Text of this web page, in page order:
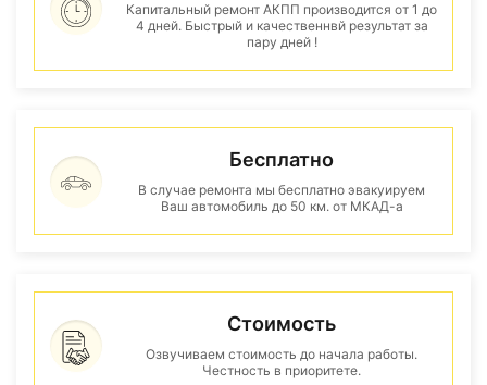
Капитальный ремонт АКПП производится от 1 до
4 дней. Быстрый и качественнвй результат за
пару дней !
Бесплатно
В случае ремонта мы бесплатно эвакуируем
Ваш автомобиль до 50 км. от МКАД-а
Стоимость
Озвучиваем стоимость до начала работы.
Честность в приоритете.